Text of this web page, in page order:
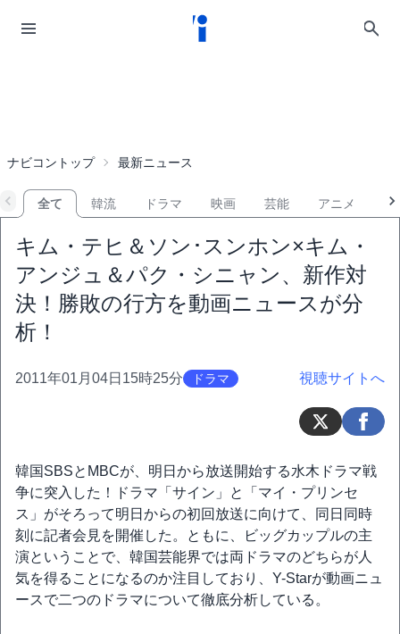
ナビコントップ 最新ニュース
全て 韓流 ドラマ 映画 芸能 アニメ
キム・テヒ＆ソン･スンホン×キム・
アンジュ＆パク・シニャン、新作対
決！勝敗の行方を動画ニュースが分
析！
2011年01月04日15時25分 ドラマ 視聴サイトへ
韓国SBSとMBCが、明日から放送開始する水木ドラマ戦
争に突入した！ドラマ「サイン」と「マイ・プリンセ
ス」がそろって明日からの初回放送に向けて、同日同時
刻に記者会見を開催した。ともに、ビッグカップルの主
演ということで、韓国芸能界では両ドラマのどちらが人
気を得ることになるのか注目しており、Y-Starが動画ニュ
ースで二つのドラマについて徹底分析している。